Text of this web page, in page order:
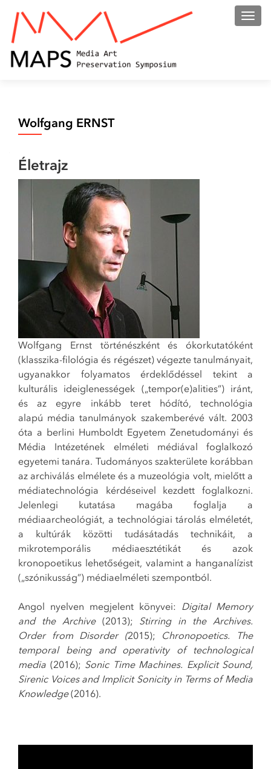
Wolfgang ERNST
Életrajz
Wolfgang Ernst történészként és ókorkutatóként
(klasszika-filológia és régészet) végezte tanulmányait,
ugyanakkor folyamatos érdeklődéssel tekint a
kulturális ideiglenességek („tempor(e)alities”) iránt,
és az egyre inkább teret hódító, technológia
alapú média tanulmányok szakemberévé vált. 2003
óta a berlini Humboldt Egyetem Zenetudományi és
Média Intézetének elméleti médiával foglalkozó
egyetemi tanára. Tudományos szakterülete korábban
az archiválás elmélete és a muzeológia volt, mielőtt a
médiatechnológia kérdéseivel kezdett foglalkozni.
Jelenlegi kutatása magába foglalja a
médiaarcheológiát, a technológiai tárolás elméletét,
a kultúrák közötti tudásátadás technikáit, a
mikrotemporális médiaesztétikát és azok
kronopoetikus lehetőségeit, valamint a hanganalízist
(„szónikusság”) médiaelméleti szempontból.
Angol nyelven megjelent könyvei: Digital Memory
and the Archive(2013); Stirring in the Archives.
Order from Disorder (2015); Chronopoetics. The
temporal being and operativity of technological
media (2016); Sonic Time Machines. Explicit Sound,
Sirenic Voices and Implicit Sonicity in Terms of Media
Knowledge(2016).